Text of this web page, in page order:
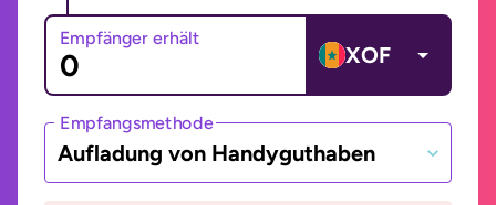
Empfänger erhält
XOF
Empfangsmethode
Aufladung von Handyguthaben